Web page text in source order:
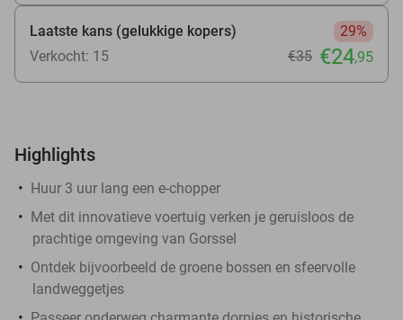
Laatste kans (gelukkige kopers)
29%
Verkocht: 15
€35 €24,95
Highlights
Huur 3 uur lang een e-chopper
Met dit innovatieve voertuig verken je geruisloos de
prachtige omgeving van Gorssel
Ontdek bijvoorbeeld de groene bossen en sfeervolle
landweggetjes